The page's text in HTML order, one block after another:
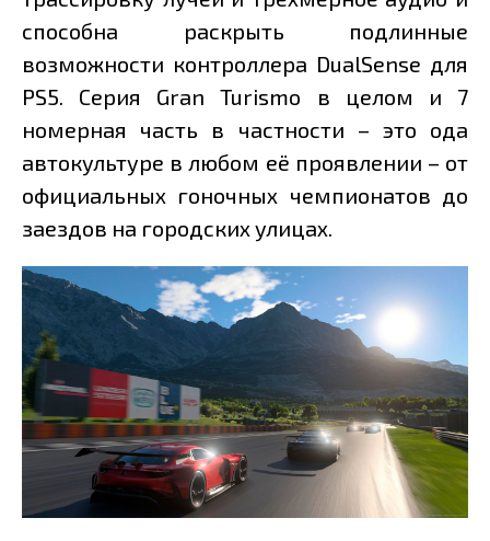
способна раскрыть подлинные
возможности контроллера DualSense для
PS5. Серия Gran Turismo в целом и 7
номерная часть в частности – это ода
автокультуре в любом её проявлении – от
официальных гоночных чемпионатов до
заездов на городских улицах.